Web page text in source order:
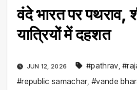
वंदे भारत पर पथराव,
यात्रियों में दहशत
JUN 12, 2026 #pathrav,
#republic samachar,#vande